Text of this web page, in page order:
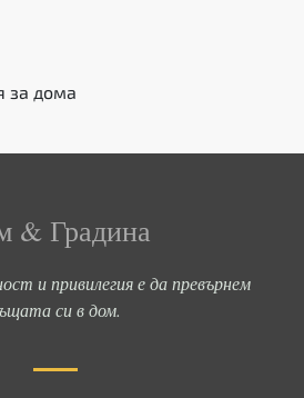
за дома
& Градина
и привилегия е да превърнем
си в дом.